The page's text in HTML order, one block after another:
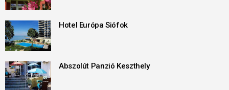
Hotel Európa Siófok
Abszolút Panzió Keszthely